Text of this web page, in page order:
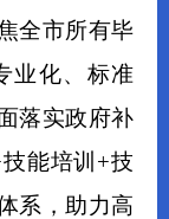
全市所有毕
业化、标准
落实政府补
技能培训 +技
系， 助力高